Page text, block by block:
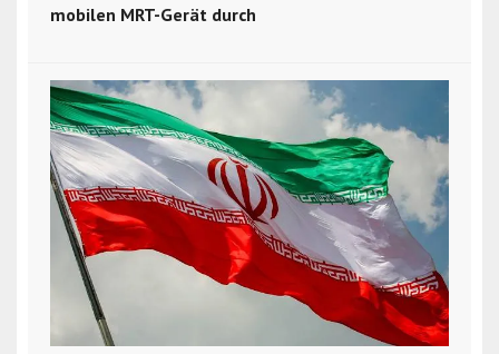
mobilen MRT-Gerät durch